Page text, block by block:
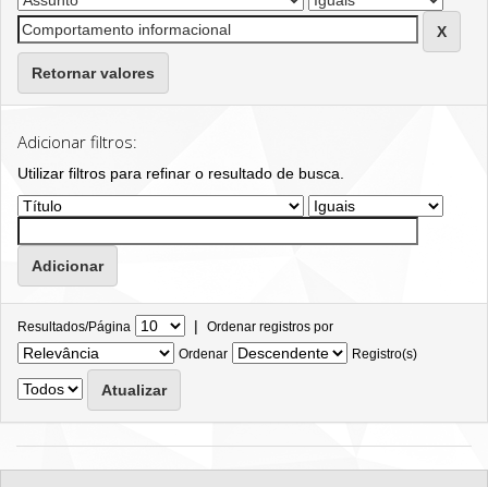
Retornar valores
Adicionar filtros:
Utilizar filtros para refinar o resultado de busca.
Resultados/Página | Ordenar registros por
Ordenar
Registro(s)